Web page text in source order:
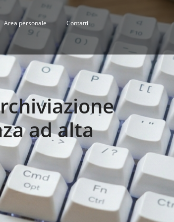
Area personale Contatti
ad alta